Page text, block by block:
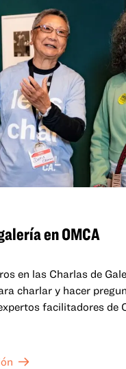
en OMCA
en las Charlas de
charlar y hacer
facilitadores de